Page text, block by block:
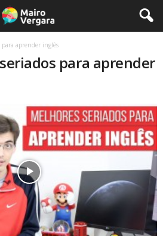
para aprender inglês
para aprender